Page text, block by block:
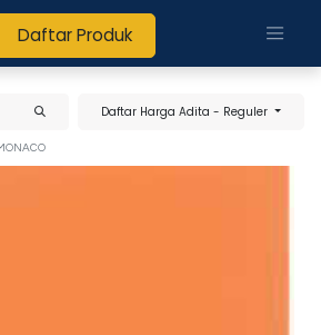
Daftar Produk
Daftar Harga Adita - Reguler